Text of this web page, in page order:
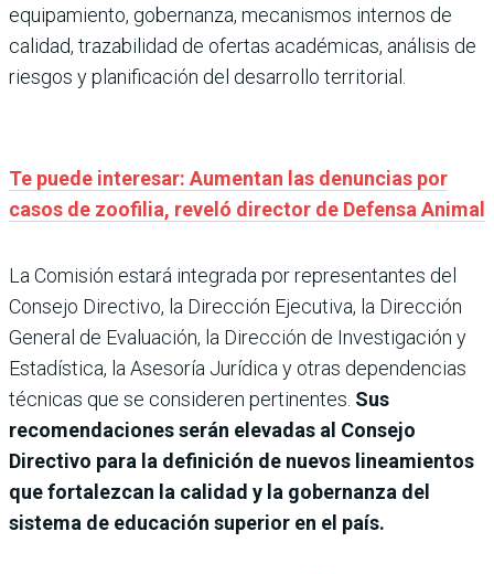
equipamiento, gobernanza, mecanismos internos de
calidad, trazabilidad de ofertas académicas, análisis de
riesgos y planificación del desarrollo territorial.
Te puede interesar: Aumentan las denuncias por
casos de zoofilia, reveló director de Defensa Animal
La Comisión estará integrada por representantes del
Consejo Directivo, la Dirección Ejecutiva, la Dirección
General de Evaluación, la Dirección de Investigación y
Estadística, la Asesoría Jurídica y otras dependencias
técnicas que se consideren pertinentes. Sus
recomendaciones serán elevadas al Consejo
Directivo para la definición de nuevos lineamientos
que fortalezcan la calidad y la gobernanza del
sistema de educación superior en el país.